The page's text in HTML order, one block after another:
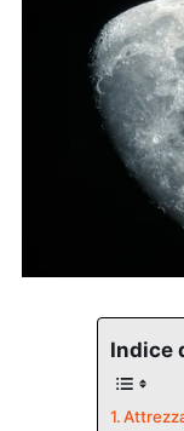
Indice